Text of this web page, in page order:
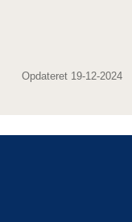
Opdateret 19-12-2024